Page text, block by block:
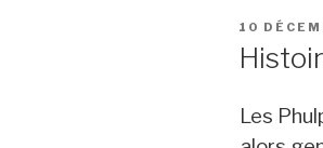
PUBLIÉ
10
Les